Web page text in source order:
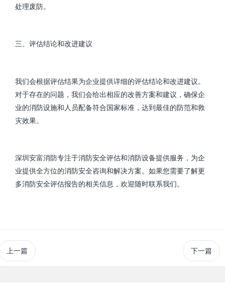
处理废防。
三、评估结论和改进建议
我们会根据评估结果为企业提供详细的评估结论和改进建议。
对于存在的问题，我们会给出相应的改善方案和建议，确保企
业的消防设施和人员配备符合国家标准，达到最佳的防范和救
灾效果。
深圳安富消防专注于消防安全评估和消防设备提供服务，为企
业提供全方位的消防安全咨询和解决方案。如果您需要了解更
多消防安全评估报告的相关信息，欢迎随时联系我们。
上一篇 下一篇